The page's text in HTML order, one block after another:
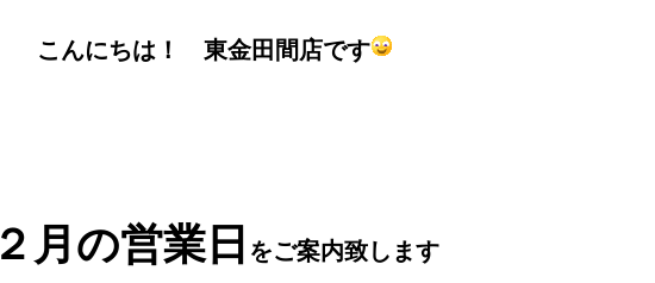
こんにちは！ 東金田間店です
２月の営業日 をご案内致します